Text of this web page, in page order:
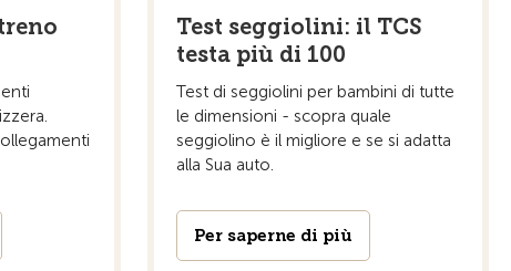
Test seggiolini: il TCS
testa più di 100
Test di seggiolini per bambini di tutte
le dimensioni - scopra quale
seggiolino è il migliore e se si adatta
alla Sua auto.
Per saperne di più